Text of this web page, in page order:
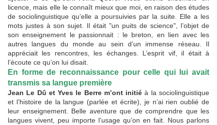
licence, mais elle le connaît mieux que moi, en raison des études
de sociolinguistique qu’elle a poursuivies par la suite. Elle a les
mots justes à son sujet. Il était "un puits de science", l’objet de
son enseignement le passionnait : le breton, en lien avec les
autres langues du monde au sein d’un immense réseau. Il
appréciait les rencontres, les échanges. L’esprit vif, il était à
l’écoute ce qu’on lui disait.
En forme de reconnaissance pour celle qui lui avait
transmis sa langue première
Jean Le Dû et Yves le Berre m’ont initiéà la sociolinguistique
et l’histoire de la langue (parlée et écrite), je n’ai rien oublié de
leur enseignement. Belle aventure que de comprendre que les
langues vivent, peu importe l’usage qu’on en fait. Nous parlons